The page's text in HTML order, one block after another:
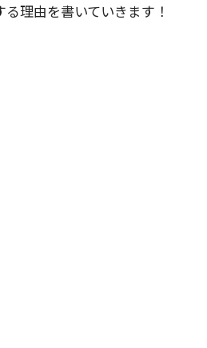
理由を書いていきます！